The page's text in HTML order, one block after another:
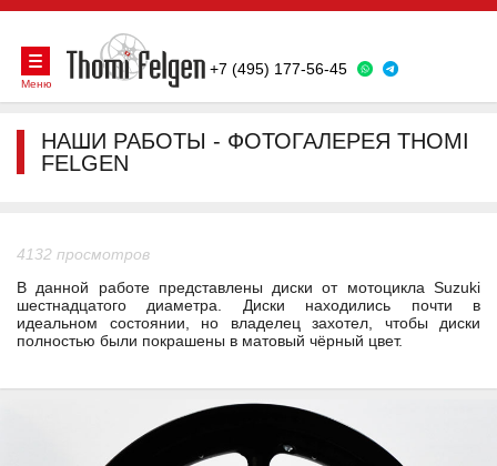
+7 (495) 177-56-45
Меню
НАШИ РАБОТЫ - ФОТОГАЛЕРЕЯ THOMI
FELGEN
4132 просмотров
В данной работе представлены диски от мотоцикла Suzuki
шестнадцатого диаметра. Диски находились почти в
идеальном состоянии, но владелец захотел, чтобы диски
полностью были покрашены в матовый чёрный цвет.